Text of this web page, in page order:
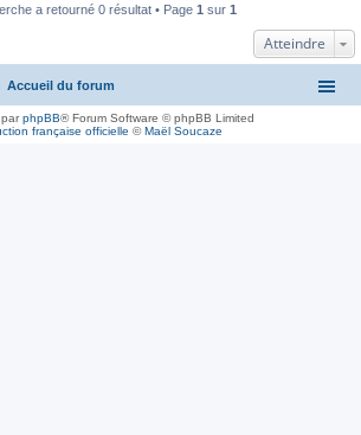
a retourné 0 résultat • Page 1 sur 1
Atteindre
Accueil du forum
parphpBB® Forum Software © phpBB Limited
française officielle ©Maël Soucaze